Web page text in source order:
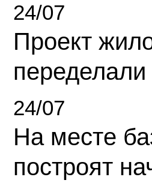
24/07
Проект
переделали
24/07
На месте
построят